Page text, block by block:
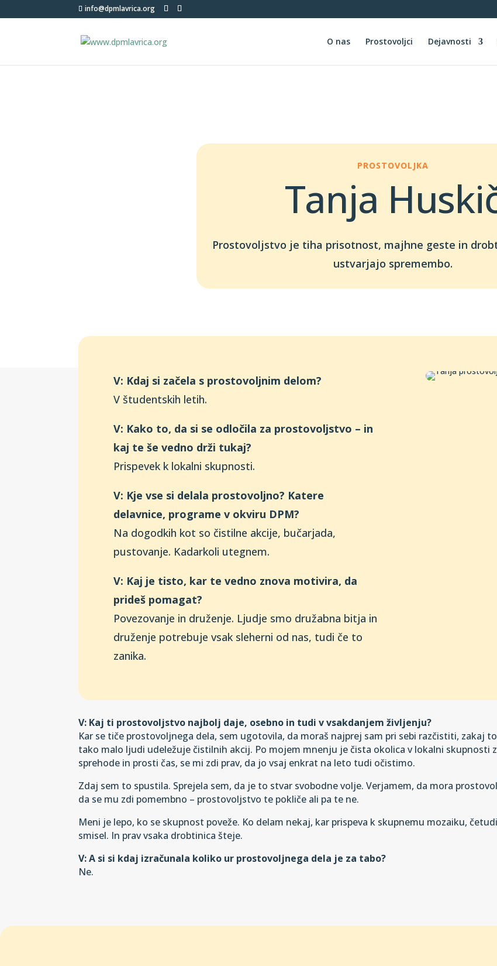
info@dpmlavrica.org
O nas Prostovoljci Dejavnosti
PROSTOVOLJKA
Tanja
Prostovoljstvo je tiha prisotnost, majhne geste in
ustvarjajo spremembo.
V: Kdaj si začela s prostovoljnim delom?
V študentskih letih.
V: Kako to, da si se odločila za prostovoljstvo – in
kaj te še vedno drži tukaj?
Prispevek k lokalni skupnosti.
V: Kje vse si delala prostovoljno? Katere
delavnice, programe v okviru DPM?
Na dogodkih kot so čistilne akcije, bučarjada,
pustovanje. Kadarkoli utegnem.
V: Kaj je tisto, kar te vedno znova motivira, da
prideš pomagat?
Povezovanje in druženje. Ljudje smo družabna bitja in
druženje potrebuje vsak sleherni od nas, tudi če to
zanika.
V: Kaj ti prostovoljstvo najbolj daje, osebno in tudi v vsakdanjem življenju?
Kar se tiče prostovoljnega dela, sem ugotovila, da moraš najprej sam pri sebi razčistiti, zakaj
tako malo ljudi udeležuje čistilnih akcij. Po mojem mnenju je čista okolica v lokalni skupnosti
sprehode in prosti čas, se mi zdi prav, da jo vsaj enkrat na leto tudi očistimo.
Zdaj sem to spustila. Sprejela sem, da je to stvar svobodne volje. Verjamem, da mora
da se mu zdi pomembno – prostovoljstvo te pokliče ali pa te ne.
Meni je lepo, ko se skupnost poveže. Ko delam nekaj, kar prispeva k skupnemu mozaiku,
smisel. In prav vsaka drobtinica šteje.
V: A si si kdaj izračunala koliko ur prostovoljnega dela je za tabo?
Ne.